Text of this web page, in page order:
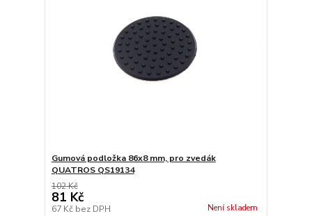
Gumová podložka 86x8 mm, pro zvedák
QUATROS QS19134
102 Kč
81 Kč
67 Kč bez DPH Není skladem